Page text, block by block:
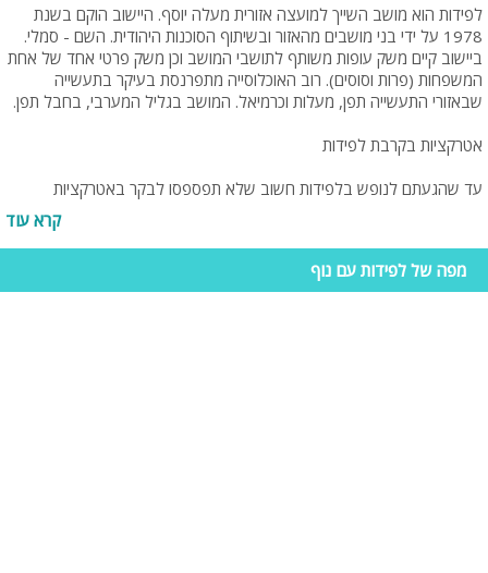
לפידות הוא מושב השייך למועצה אזורית מעלה יוסף. היישוב הוקם בשנת
1978 על ידי בני מושבים מהאזור ובשיתוף הסוכנות היהודית. השם - סמלי.
ביישוב קיים משק עופות משותף לתושבי המושב וכן משק פרטי אחד של אחת
המשפחות (פרות וסוסים). רוב האוכלוסייה מתפרנסת בעיקר בתעשייה
שבאזורי התעשייה תפן, מעלות וכרמיאל. המושב בגליל המערבי, בחבל תפן.
אטרקציות בקרבת לפידות
עד שהגעתם לנופש בלפידות חשוב שלא תפספסו לבקר באטרקציות
פוצקר: מרכז צלילה: מועדון הכולל 3 אטרקציות והן: מרכז הצלילה שבו מבחר
רחב של צלילות מגוונות בים התיכון ממפרץ חיפה בדרום ועד לראש הנקרה
בצפון, מרכז הדייג שבו תקבלו בכל עת שירות וייעוץ מקצועי ברמה הגבוהה
קרא עוד
מפה של לפידות עם נוף